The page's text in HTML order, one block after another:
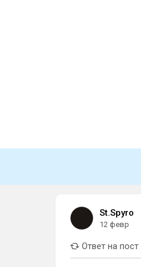
St.Spyro
12 февр
Ответ на пост